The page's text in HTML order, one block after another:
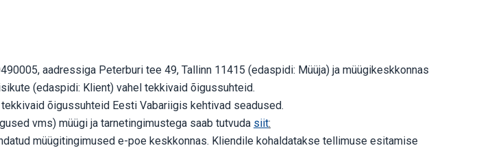
aadressiga Peterburi tee 49, Tallinn 11415 (edaspidi: Müüja) ja müügikeskkonnas
(edaspidi: Klient) vahel tekkivaid õigussuhteid.
õigussuhteid Eesti Vabariigis kehtivad seadused.
vms) müügi ja tarnetingimustega saab tutvuda siit:
müügitingimused e-poe keskkonnas. Kliendile kohaldatakse tellimuse esitamise